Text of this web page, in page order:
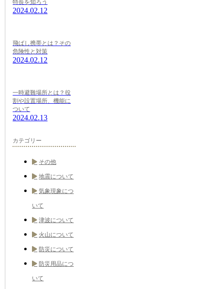
特長を知ろう
2024.02.12
飛ばし携帯とは？その
危険性と対策
2024.02.12
一時避難場所とは？役
割や設置場所、機能に
ついて
2024.02.13
カテゴリー
その他
地震について
気象現象につ
いて
津波について
火山について
防災について
防災用品につ
いて